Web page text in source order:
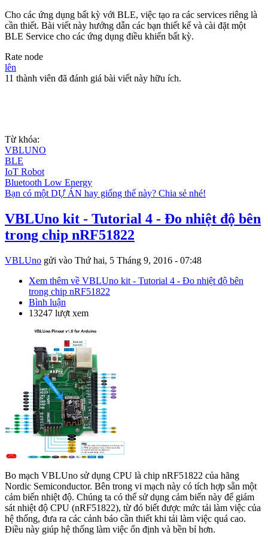
Cho các ứng dụng bất kỳ với BLE, việc tạo ra các services riêng là
cần thiết. Bài viết này hướng dẫn các bạn thiết kế và cài đặt một
BLE Service cho các ứng dụng điều khiển bất kỳ.
Rate node
lên
11 thành viên đã đánh giá bài viết này hữu ích.
Từ khóa:
VBLUNO
BLE
IoT Robot
Bluetooth Low Energy
Bạn có một DỰ ÁN hay giống thế này? Chia sẻ nhé!
VBLUno kit - Tutorial 4 - Đo nhiệt độ bên
trong chip nRF51822
VBLUno gửi vào Thứ hai, 5 Tháng 9, 2016 - 07:48
Xem thêm về VBLUno kit - Tutorial 4 - Đo nhiệt độ bên
trong chip nRF51822
Bình luận
13247 lượt xem
Bo mạch VBLUno sử dụng CPU là chip nRF51822 của hãng
Nordic Semiconductor. Bên trong vi mạch này có tích hợp sẵn một
cảm biến nhiệt độ. Chúng ta có thể sử dụng cảm biến này để giám
sát nhiệt độ CPU (nRF51822), từ đó biết được mức tải làm việc của
hệ thống, đưa ra các cảnh báo cần thiết khi tải làm việc quá cao.
Điều này giúp hệ thống làm việc ổn định và bền bỉ hơn.